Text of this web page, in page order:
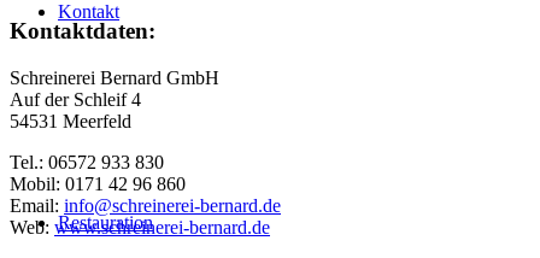
Kontakt
Restauration
Kontaktdaten:
Schreinerei Bernard GmbH
Auf der Schleif 4
54531 Meerfeld
Tel.: 06572 933 830
Mobil: 0171 42 96 860
Email: info@schreinerei-bernard.de
Web: www.schreinerei-bernard.de